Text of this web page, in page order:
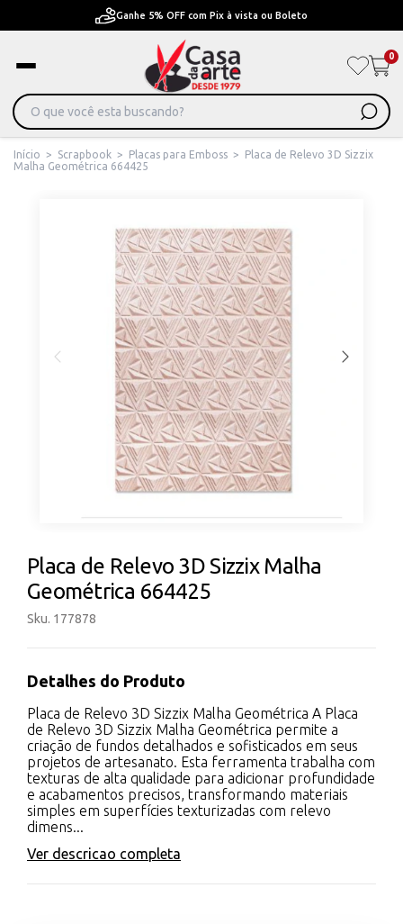
Ganhe 5% OFF com Pix à vista ou Boleto
0
Início > Scrapbook > Placas para Emboss >
Placa de Relevo 3D Sizzix
Malha Geométrica 664425
Placa de Relevo 3D Sizzix Malha
Geométrica 664425
Sku. 177878
Detalhes do Produto
Placa de Relevo 3D Sizzix Malha Geométrica A Placa
de Relevo 3D Sizzix Malha Geométrica permite a
criação de fundos detalhados e sofisticados em seus
projetos de artesanato. Esta ferramenta trabalha com
texturas de alta qualidade para adicionar profundidade
e acabamentos precisos, transformando materiais
simples em superfícies texturizadas com relevo
dimens...
Ver descricao completa